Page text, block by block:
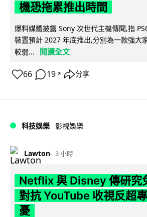
機恐拖累推出時間
爆料媒體披露 Sony 次世代主機傳聞,指
裝置預計 2027 年底推出,分別為一款強大
較弱...
閱讀全文
66 19 ↗ 分享
科技娛樂 影視娛樂
Lawton 3 小時
Netflix 與 Disney 傳研究
對抗 YouTube 收視反超
憂